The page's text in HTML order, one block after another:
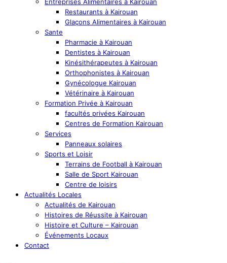
Restaurants à Kairouan
Glaçons Alimentaires à Kairouan
Sante
Pharmacie à Kairouan
Dentistes à Kairouan
Kinésithérapeutes à Kairouan
Orthophonistes à Kairouan
Gynécologue Kairouan
Vétérinaire à Kairouan
Formation Privée à Kairouan
facultés privées Kairouan
Centres de Formation Kairouan
Services
Panneaux solaires
Sports et Loisir
Terrains de Football à Kairouan
Salle de Sport Kairouan
Centre de loisirs
Actualités Locales
Actualités de Kairouan
Histoires de Réussite à Kairouan
Histoire et Culture – Kairouan
Événements Locaux
Contact